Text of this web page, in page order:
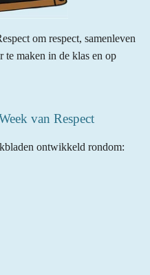
om respect, samenleven
te maken in de klas en op
van Respect
ontwikkeld rondom: